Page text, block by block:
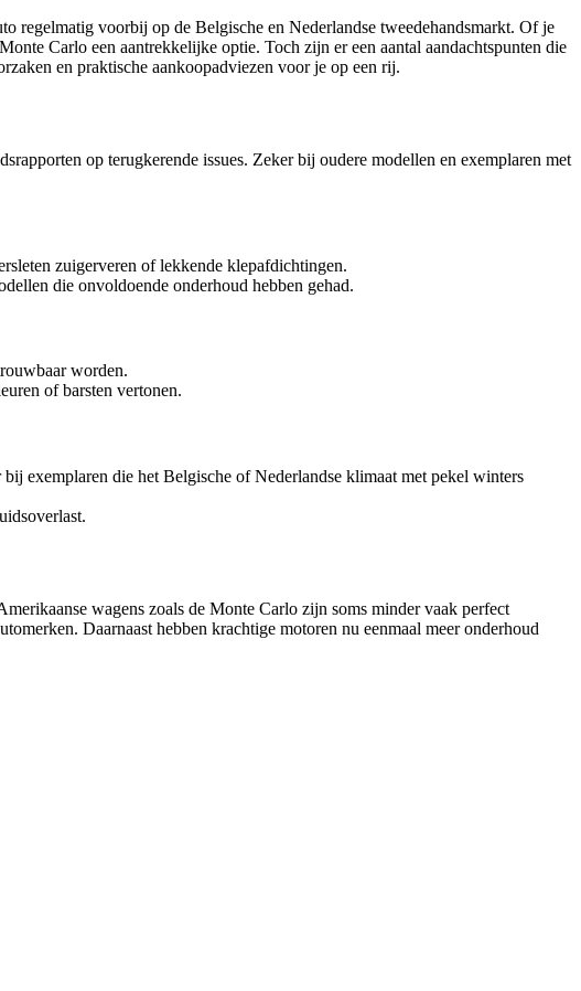
regelmatig voorbij op de Belgische en Nederlandse tweedehandsmarkt. Of je
Carlo een aantrekkelijke optie. Toch zijn er een aantal aandachtspunten die
en praktische aankoopadviezen voor je op een rij.
op terugkerende issues. Zeker bij oudere modellen en exemplaren met
zuigerveren of lekkende klepafdichtingen.
die onvoldoende onderhoud hebben gehad.
worden.
of barsten vertonen.
exemplaren die het Belgische of Nederlandse klimaat met pekel winters
wagens zoals de Monte Carlo zijn soms minder vaak perfect
Daarnaast hebben krachtige motoren nu eenmaal meer onderhoud